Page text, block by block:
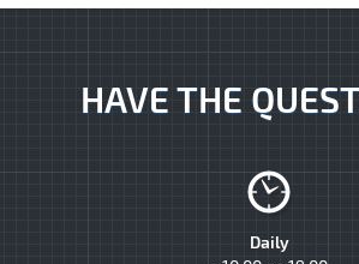
HAVE THE
Daily